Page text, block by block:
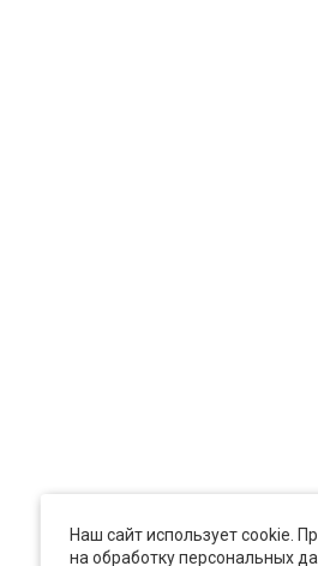
Наш сайт использует cookie.
на обработку персональных